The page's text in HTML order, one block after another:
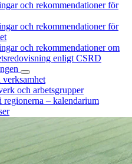
och rekommendationer för
och rekommendationer för
och rekommendationer om
enligt CSRD
och arbetsgrupper
– kalendarium